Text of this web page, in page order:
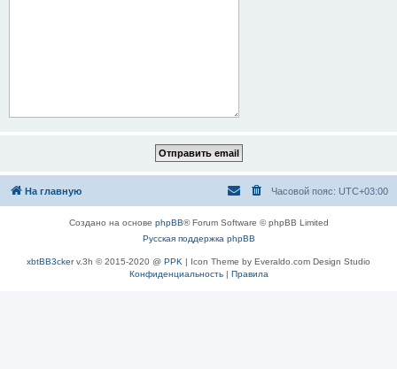
На главную Часовой пояс: UTC+03:00
Создано на основе phpBB® Forum Software © phpBB Limited
Русская поддержка phpBB
xbtBB3ckerv.3h © 2015-2020 @ PPK | Icon Theme by Everaldo.com Design Studio
Конфиденциальность| Правила